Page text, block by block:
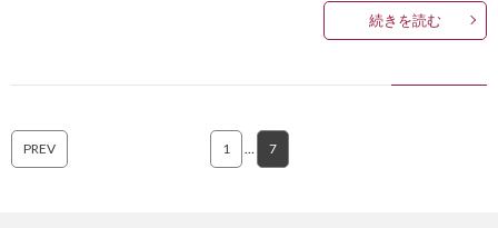
続きを読む
PREV 1 7